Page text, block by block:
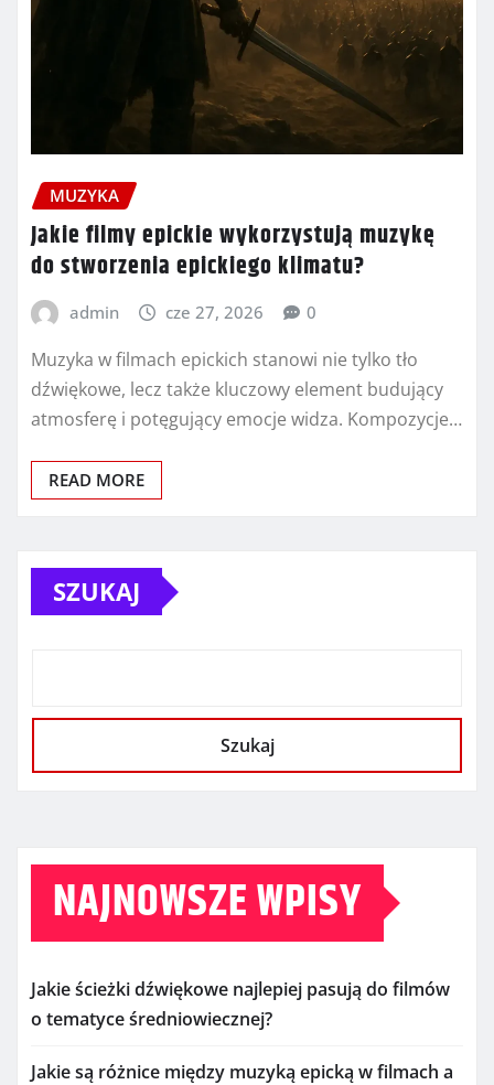
MUZYKA
Jakie filmy epickie wykorzystują muzykę
do stworzenia epickiego klimatu?
admin cze 27, 2026 0
Muzyka w filmach epickich stanowi nie tylko tło
dźwiękowe, lecz także kluczowy element budujący
atmosferę i potęgujący emocje widza. Kompozycje…
READ MORE
SZUKAJ
Szukaj
NAJNOWSZE WPISY
Jakie ścieżki dźwiękowe najlepiej pasują do filmów
o tematyce średniowiecznej?
Jakie są różnice między muzyką epicką w filmach a